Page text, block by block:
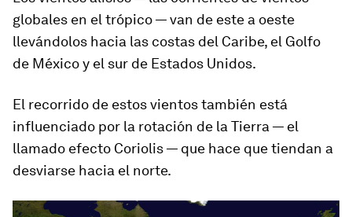
globales en el trópico — van de este a oeste
llevándolos hacia las costas del Caribe, el Golfo
de México y el sur de Estados Unidos.
El recorrido de estos vientos también está
influenciado por la rotación de la Tierra — el
llamado efecto Coriolis— que hace que tiendan a
desviarse hacia el norte.